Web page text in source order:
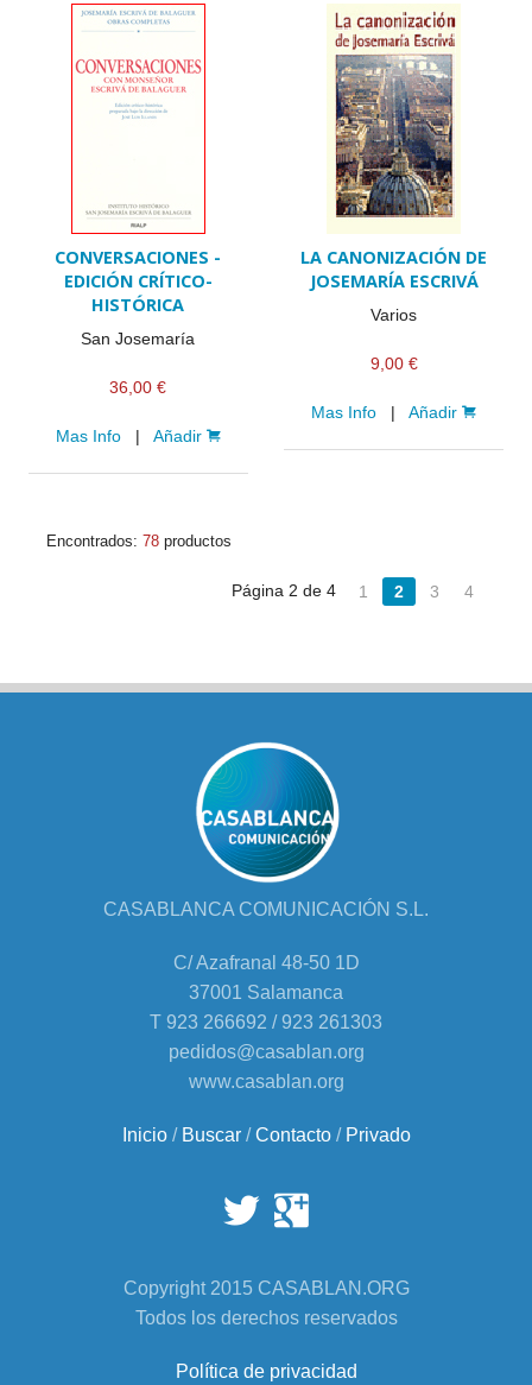
CONVERSACIONES -
EDICIÓN CRÍTICO-
HISTÓRICA
San Josemaría
36,00 €
Mas Info| Añadir
LA CANONIZACIÓN DE
JOSEMARÍA ESCRIVÁ
Varios
9,00 €
Mas Info |Añadir
Encontrados: 78productos
Página 2 de 4 1 2 3 4
CASABLANCA COMUNICACIÓN S.L.
C/ Azafranal 48-50 1D
37001 Salamanca
T 923 266692 / 923 261303
pedidos@casablan.org
www.casablan.org
Inicio/ Buscar/Contacto/ Privado
Copyright 2015 CASABLAN.ORG
Todos los derechos reservados
Política de privacidad